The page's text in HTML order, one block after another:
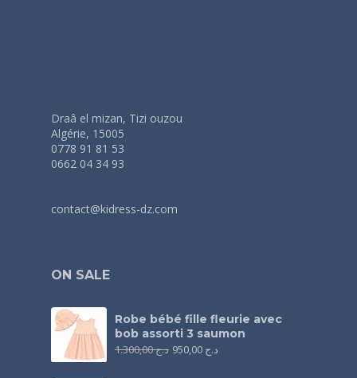
Draâ el mizan, Tizi ouzou
Algérie, 15005
0778 91 81 53
0662 04 34 93
contact@kidress-dz.com
ON SALE
Robe bébé fille fleurie avec
bob assorti 3 saumon
د.ج1.300,00 د.ج